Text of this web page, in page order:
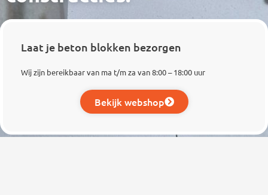
Laat je beton blokken bezorgen
Wij zijn bereikbaar van ma t/m za van 8:00 – 18:00 uur
Bekijk webshop